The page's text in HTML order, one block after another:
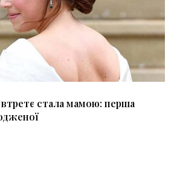
стала мамою: перша